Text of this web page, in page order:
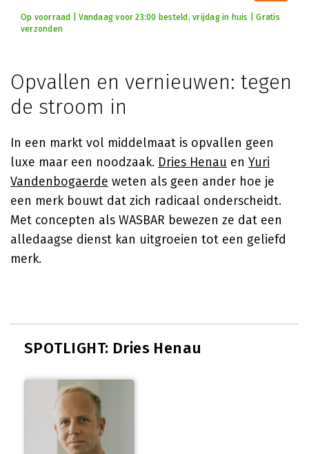
Op voorraad | Vandaag voor 23:00 besteld, vrijdag in huis | Gratis
verzonden
Opvallen en vernieuwen: tegen
de stroom in
In een markt vol middelmaat is opvallen geen
luxe maar een noodzaak. Dries Henau en Yuri
Vandenbogaerde weten als geen ander hoe je
een merk bouwt dat zich radicaal onderscheidt.
Met concepten als WASBAR bewezen ze dat een
alledaagse dienst kan uitgroeien tot een geliefd
merk.
SPOTLIGHT: Dries Henau